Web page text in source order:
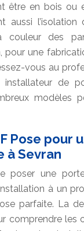
être en bois ou
aussi l’isolation
couleur des
pour une
vous au
installateur de
modèles
Pose pour
à Sevran
poser une
à un
parfaite. La
comprendre les